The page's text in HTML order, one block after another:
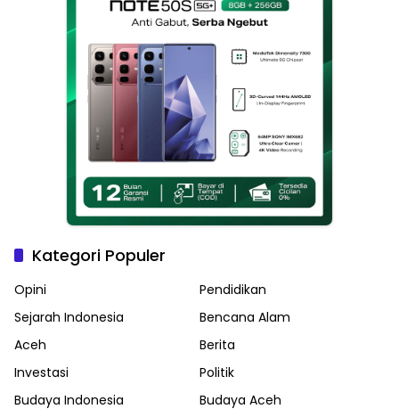
Kategori Populer
Opini
Pendidikan
Sejarah Indonesia
Bencana Alam
Aceh
Berita
Investasi
Politik
Budaya Indonesia
Budaya Aceh